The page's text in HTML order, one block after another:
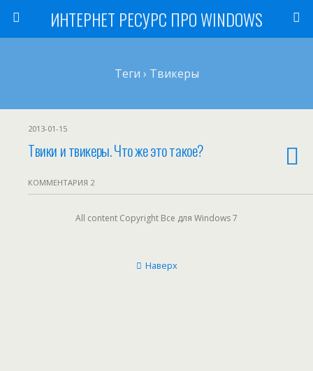
ИНТЕРНЕТ РЕСУРС ПРО WINDOWS
Теги › Твикеры
2013-01-15
Твики и твикеры. Что же это такое?
КОММЕНТАРИЯ 2
All content Copyright Все для Windows 7
Наверх